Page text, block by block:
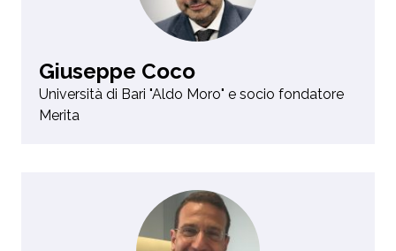
Giuseppe Coco
Università di Bari "Aldo Moro" e socio fondatore
Merita